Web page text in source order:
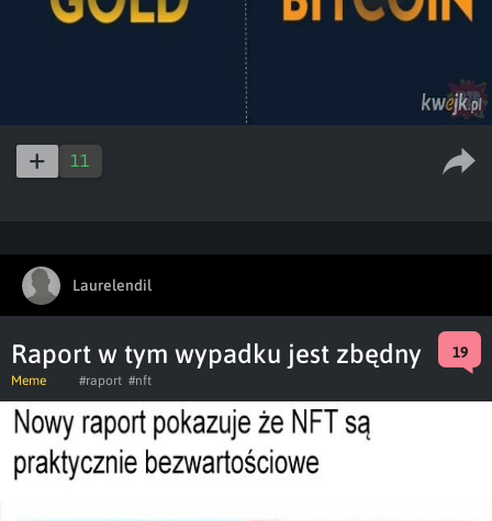
11
Laurelendil
Raport w tym wypadku jest zbędny 19
Meme #raport #nft